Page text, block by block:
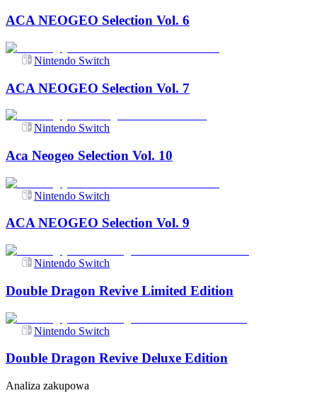
ACA NEOGEO Selection Vol. 6
Nintendo Switch
ACA NEOGEO Selection Vol. 7
Nintendo Switch
Aca Neogeo Selection Vol. 10
Nintendo Switch
ACA NEOGEO Selection Vol. 9
Nintendo Switch
Double Dragon Revive Limited Edition
Nintendo Switch
Double Dragon Revive Deluxe Edition
Analiza zakupowa